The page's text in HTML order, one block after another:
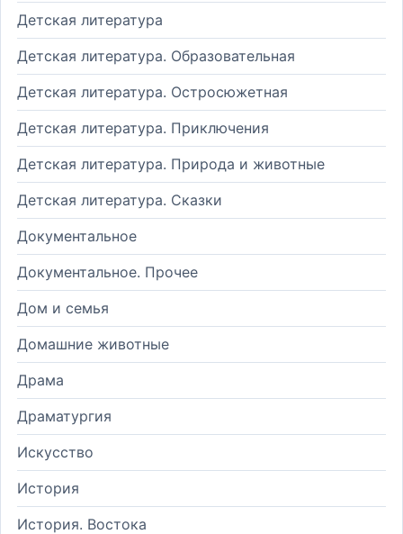
Детская литература
Детская литература. Образовательная
Детская литература. Остросюжетная
Детская литература. Приключения
Детская литература. Природа и животные
Детская литература. Сказки
Документальное
Документальное. Прочее
Дом и семья
Домашние животные
Драма
Драматургия
Искусство
История
История. Востока